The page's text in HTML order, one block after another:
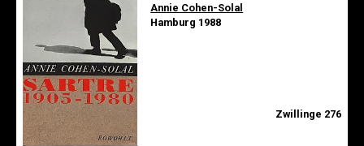
Annie Cohen-Solal
Hamburg 1988
Zwillinge 276